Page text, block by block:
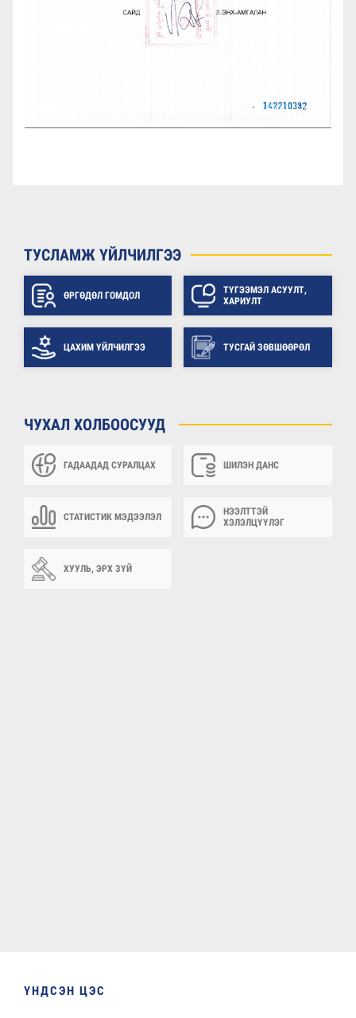
ТУСЛАМЖ ҮЙЛЧИЛГЭЭ
ӨРГӨДӨЛ ГОМДОЛ
ТҮГЭЭМЭЛ АСУУЛТ,
ХАРИУЛТ
ЦАХИМ ҮЙЛЧИЛГЭЭ ТУСГАЙ ЗӨВШӨӨРӨЛ
ЧУХАЛ ХОЛБООСУУД
ГАДААДАД СУРАЛЦАХ ШИЛЭН ДАНС
СТАТИСТИК МЭДЭЭЛЭЛ
НЭЭЛТТЭЙ
ХЭЛЭЛЦҮҮЛЭГ
ХУУЛЬ, ЭРХ ЗҮЙ
ҮНДСЭН ЦЭС